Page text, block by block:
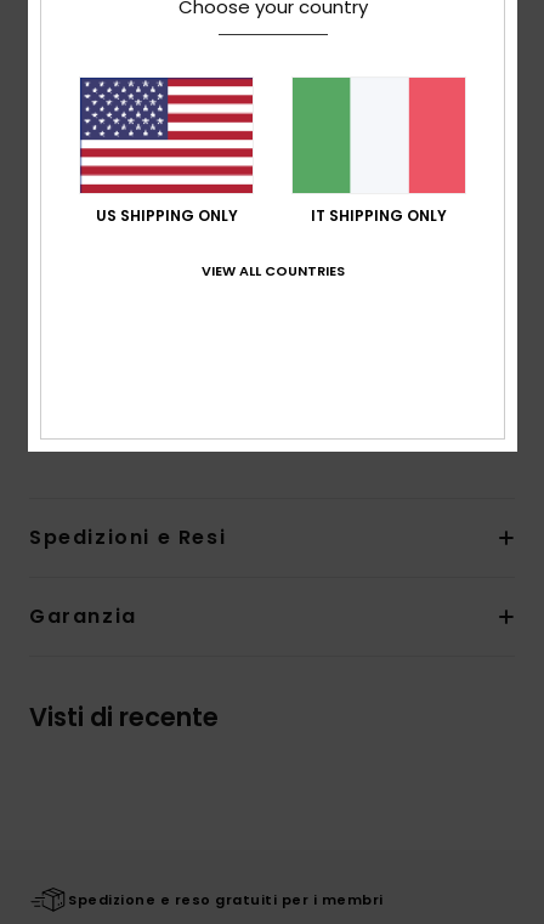
tessuto in misto di nylon ed elastan
Fodera:fodera termica a WarmFlight Eco Velvet
Cuciture:cuciture esterne GBS
Cuciture interne completamente nastrate
Inserimento:inserimento con cerniera sul petto
Spessore:543 mm
Cuciture Flush Lock su polsi e caviglie
elastan
Spedizioni e Resi
Garanzia
Visti di recente
Spedizione e reso gratuiti per i membri
Choose your country
US SHIPPING ONLY IT SHIPPING ONLY
VIEW ALL COUNTRIES